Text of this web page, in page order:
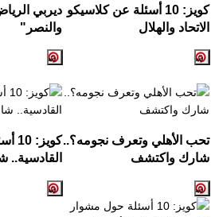
كويز: 10 أسئلة عن كلاسيكو
الاتحاد والهلال
ديربي
والنصر"
تحب الأهلي وتعرف نجومه؟..
شارك واكتشف
القادسية..